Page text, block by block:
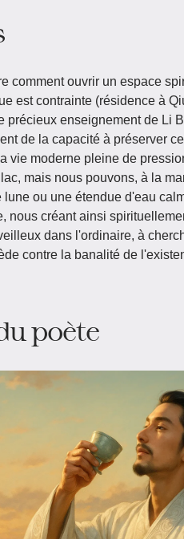
comment ouvrir un espace
est contrainte (résidence à
précieux enseignement de Li
de la capacité à préserver
vie moderne pleine de
mais nous pouvons, à la
ou une étendue d'eau
nous créant ainsi
dans l'ordinaire, à
contre la banalité de
poète